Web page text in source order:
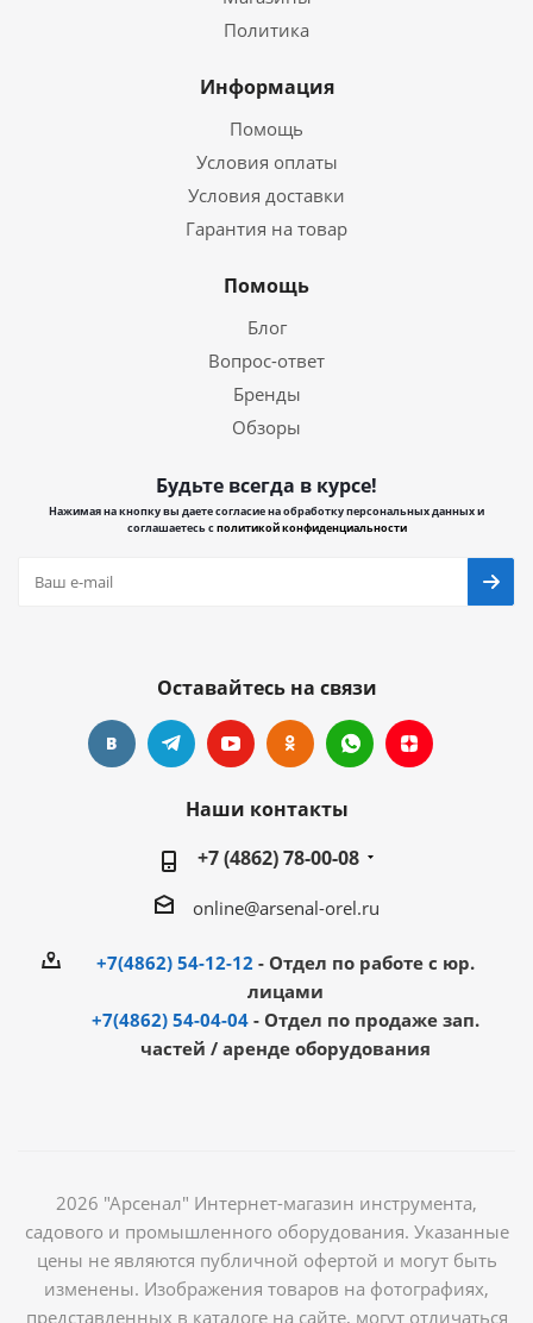
Политика
Информация
Помощь
Условия оплаты
Условия доставки
Гарантия на товар
Помощь
Блог
Вопрос-ответ
Бренды
Обзоры
Будьте всегда в курсе!
Нажимая на кнопку вы даете согласие на обработку персональных данных и
соглашаетесь сполитикой конфиденциальности
Оставайтесь на связи
Наши контакты
+7 (4862) 78-00-08
online@arsenal-orel.ru
+7(4862) 54-12-12 - Отдел по работе с юр.
лицами
+7(4862) 54-04-04 - Отдел по продаже зап.
частей / аренде оборудования
2026 "Арсенал" Интернет-магазин инструмента,
садового и промышленного оборудования. Указанные
цены не являются публичной офертой и могут быть
изменены. Изображения товаров на фотографиях,
представленных в каталоге на сайте, могут отличаться